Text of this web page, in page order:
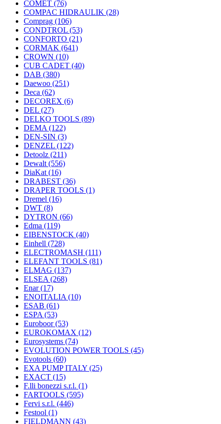
COMET (76)
COMPAC HIDRAULIK (28)
Comprag (106)
CONDTROL (53)
CONFORTO (21)
CORMAK (641)
CROWN (10)
CUB CADET (40)
DAB (380)
Daewoo (251)
Deca (62)
DECOREX (6)
DEL (27)
DELKO TOOLS (89)
DEMA (122)
DEN-SIN (3)
DENZEL (122)
Detoolz (211)
Dewalt (556)
DiaKat (16)
DRABEST (36)
DRAPER TOOLS (1)
Dremel (16)
DWT (8)
DYTRON (66)
Edma (119)
EIBENSTOCK (40)
Einhell (728)
ELECTROMASH (111)
ELEFANT TOOLS (81)
ELMAG (137)
ELSEA (268)
Enar(17)
ENOITALIA (10)
ESAB (61)
ESPA (53)
Euroboor(53)
EUROKOMAX (12)
Eurosystems (74)
EVOLUTION POWER TOOLS (45)
Evotools (60)
EXA PUMP ITALY (25)
EXACT (15)
F.lli bonezzi s.r.l. (1)
FARTOOLS (595)
Fervi s.r.l. (446)
Festool (1)
FIELDMANN (43)